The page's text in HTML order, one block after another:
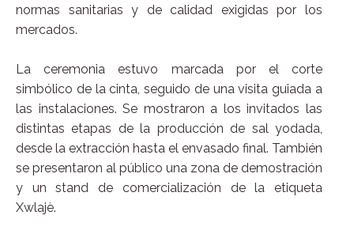
normas sanitarias y de calidad exigidas por los
mercados.
La ceremonia estuvo marcada por el corte
simbólico de la cinta, seguido de una visita guiada a
las instalaciones. Se mostraron a los invitados las
distintas etapas de la producción de sal yodada,
desde la extracción hasta el envasado final. También
se presentaron al público una zona de demostración
y un stand de comercialización de la etiqueta
Xwlajè.